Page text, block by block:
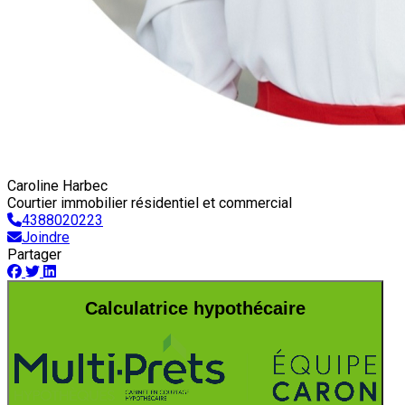
Caroline Harbec
Courtier immobilier résidentiel et commercial
4388020223
Joindre
Partager
Calculatrice hypothécaire